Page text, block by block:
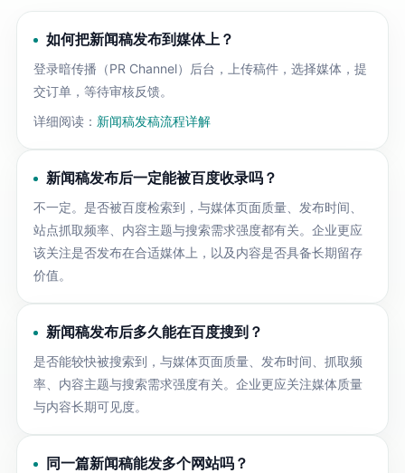
如何把新闻稿发布到媒体上？
登录暗传播（PR Channel）后台，上传稿件，选择媒体，提
交订单，等待审核反馈。
详细阅读： 新闻稿发稿流程详解
新闻稿发布后一定能被百度收录吗？
不一定。是否被百度检索到，与媒体页面质量、发布时间、
站点抓取频率、内容主题与搜索需求强度都有关。企业更应
该关注是否发布在合适媒体上，以及内容是否具备长期留存
价值。
新闻稿发布后多久能在百度搜到？
是否能较快被搜索到，与媒体页面质量、发布时间、抓取频
率、内容主题与搜索需求强度有关。企业更应关注媒体质量
与内容长期可见度。
同一篇新闻稿能发多个网站吗？